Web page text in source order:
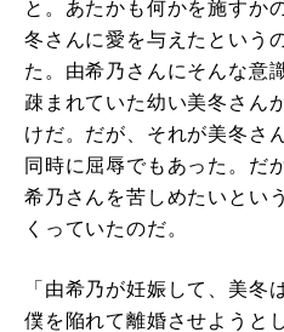
と。あたかも何かを施すか
冬さんに愛を与えたという
た。由希乃さんにそんな意
疎まれていた幼い美冬さん
けだ。だが、それが美冬さ
同時に屈辱でもあった。だ
希乃さんを苦しめたいとい
くっていたのだ。
「由希乃が妊娠して、美冬
僕を陥れて離婚させようと